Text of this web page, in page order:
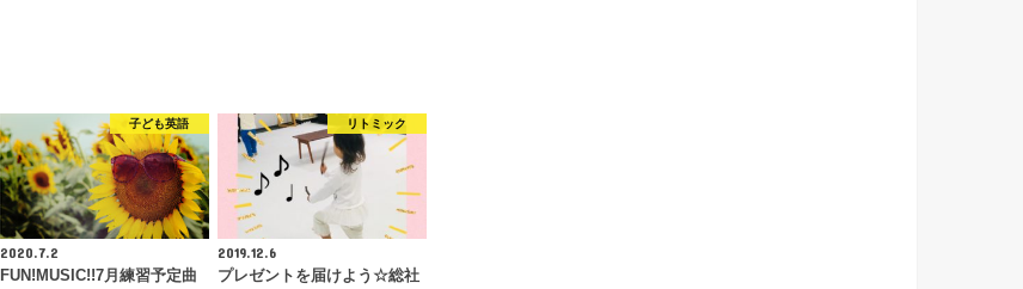
子ども英語
2020.7.2
FUN!MUSIC!!7月練習予定曲
リトミック
2019.12.6
プレゼントを届けよう☆総社